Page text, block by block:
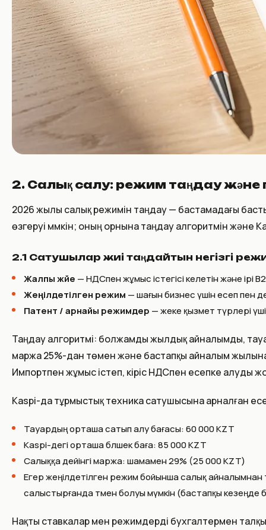
2. Салық салу: режим таңдау және
2026 жылы салық режимін таңдау — бастамадағы
өзгеруі мүмкін; оның орнына таңдау алгоритмін
2.1 Сатушылар жиі таңдайтын негізгі
Жалпы жүйе — НДСпен жұмыс істегісі келетін және
Жеңілдетілген режим — шағын бизнес үшін есеп пен
Патент / арнайы режимдер — жеке қызмет түрлері
Таңдау алгоритмі: болжамды жылдық айналымды,
маржа 25%-дан төмен және бастапқы айналым
Импортпен жұмыс істеп, кіріс НДСпен есепке алуды
Kaspi-да тұрмыстық техника сатушысына арналған
Тауардың орташа сатып алу бағасы: 60 000 KZT
Kaspi-дегі орташа бөлшек баға: 85 000 KZT
Салыққа дейінгі маржа: шамамен 29% (25 000 KZT)
Егер жеңілдетілген режим бойынша салық
салыстырғанда төмен болуы мүмкін (бастапқы
Нақты ставкалар мен режимдерді бухгалтермен